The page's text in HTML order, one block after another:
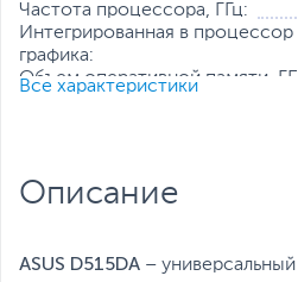
Частота процессора, ГГц:
Интегрированная в процессор
графика:
Объем оперативной памяти,
Твердотельный накопитель:
Операционная система:
Все характеристики
Описание
ASUS D515DA –